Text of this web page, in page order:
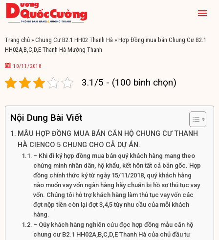
Trang chủ » Chung Cư B2.1 HH02 Thanh Hà » Hợp Đồng mua bán Chung Cư B2.1
HH02A,B,C,D,E Thanh Hà Mường Thanh
10/11/2018
3.1/5 - (100 bình chọn)
Nội Dung Bài Viết
MẪU HỢP ĐỒNG MUA BÁN CĂN HỘ CHUNG CƯ THANH
HÀ CIENCO 5 CHUNG CHO CẢ DỰ ÁN.
– Khi đi ký hợp đồng mua bán quý khách hàng mang theo
chứng minh nhân dân, hộ khẩu, kết hôn tất cả bản gốc. Hợp
đồng chính thức ký từ ngày 15/11/2018, quý khách hàng
nào muốn vay vốn ngân hàng hãy chuẩn bị hồ sơ thủ tục vay
vốn. Chúng tôi hỗ trợ khách hàng làm thủ tục vay vốn các
đợt nộp tiền còn lại đợt 3,4,5 tùy nhu cầu của mỗi khách
hàng.
– Qúy khách hàng nghiên cứu đọc hợp đồng mẫu căn hộ
chung cư B2.1 HH02A,B,C,D,E Thanh Hà của chủ đầu tư